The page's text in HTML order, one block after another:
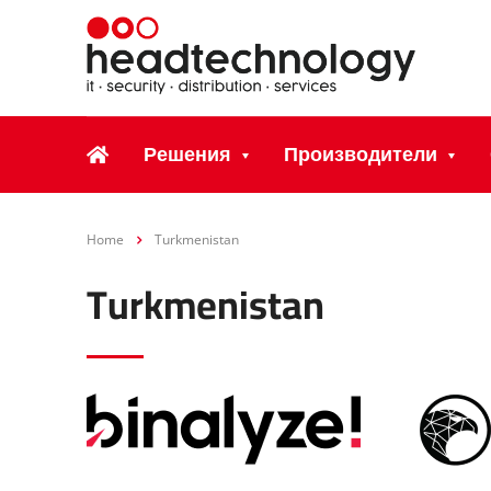
Решения Производители
Home Turkmenistan
Turkmenistan